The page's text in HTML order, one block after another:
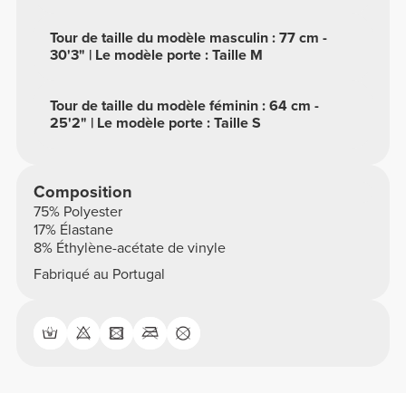
Tour de taille du modèle féminin : 64 cm -
25'2" | Le modèle porte : Taille S
Tour de taille du modèle masculin : 77 cm -
30'3" | Le modèle porte : Taille M
Composition
75% Polyester
17% Élastane
8% Éthylène-acétate de vinyle
Fabriqué au Portugal